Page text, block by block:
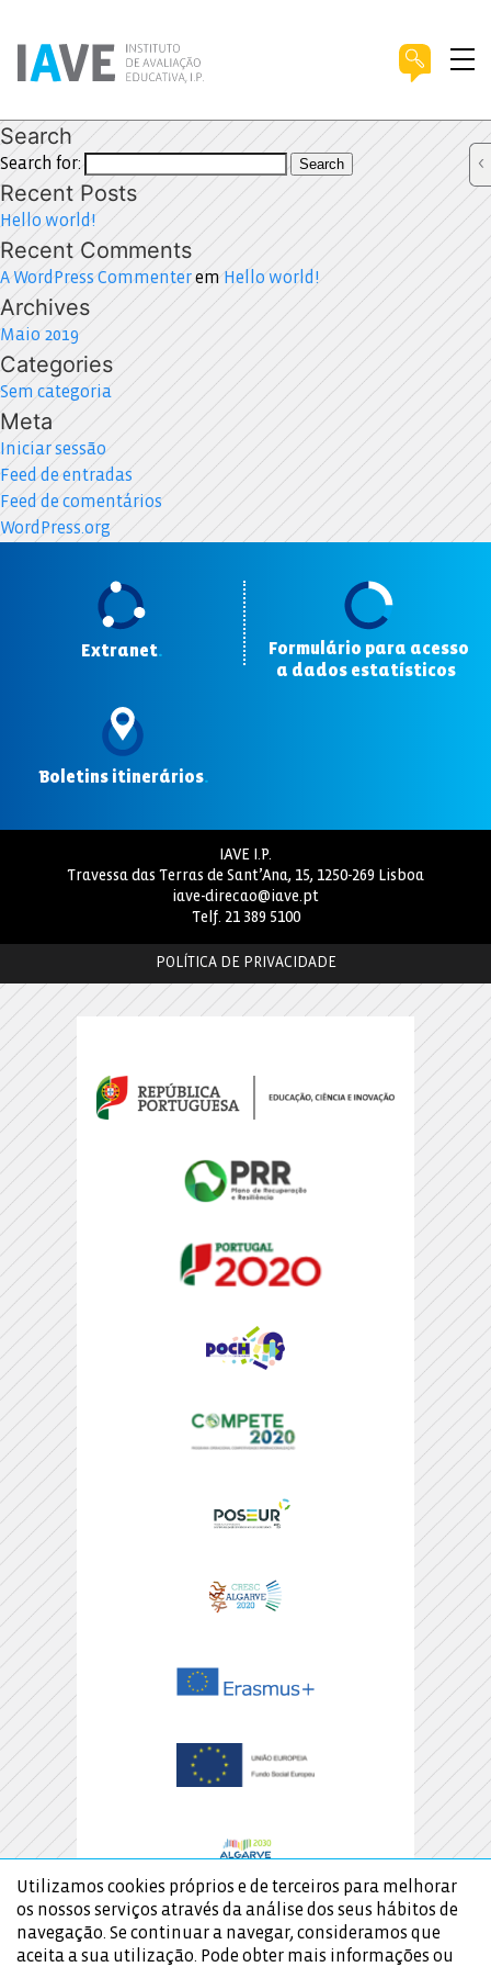
Search
Search for: Search
Recent Posts
Hello world!
Recent Comments
A WordPress Commenterem Hello world!
Archives
Maio 2019
Categories
Sem categoria
Meta
Iniciar sessão
Feed de entradas
Feed de comentários
WordPress.org
Extranet.
Formulário para acesso
a dados estatísticos
Boletins itinerários.
IAVE I.P.
Travessa das Terras de Sant’Ana, 15, 1250-269 Lisboa
iave-direcao@iave.pt
Telf. 21 389 5100
POLÍTICA DE PRIVACIDADE
Utilizamos cookies próprios e de terceiros para melhorar
os nossos serviços através da análise dos seus hábitos de
navegação. Se continuar a navegar, consideramos que
aceita a sua utilização. Pode obter mais informações ou